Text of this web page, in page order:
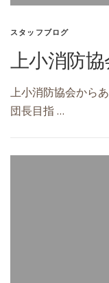
スタッフブログ
上小消防
上小消防協会から
団長目指 …